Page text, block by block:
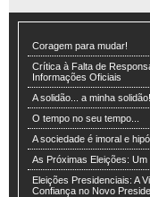
Coragem para mudar!
Crítica à Falta de
Informações Oficiais
A solidão... a minha
O tempo no seu tempo...
A sociedade é imoral e
As Próximas Eleições:
Eleições Presidenciais: A
Confiança no Novo